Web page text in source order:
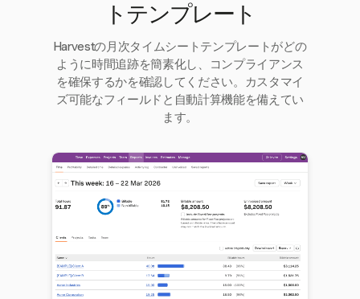
トテンプレート
Harvestの月次タイムシートテンプレートがどの
ように時間追跡を簡素化し、コンプライアンス
を確保するかを確認してください。カスタマイ
ズ可能なフィールドと自動計算機能を備えてい
ます。